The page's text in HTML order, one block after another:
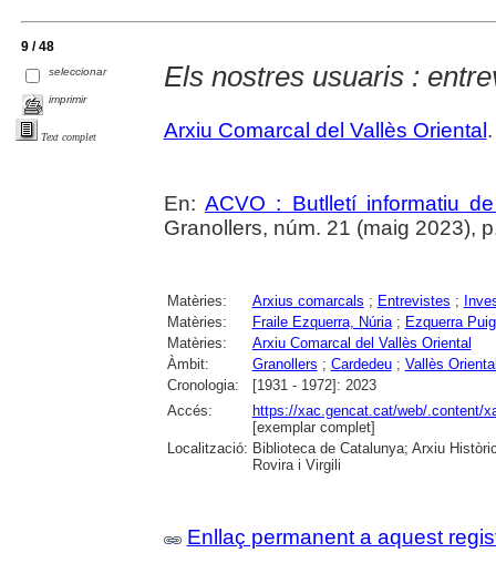
9 / 48
seleccionar
imprimir
Text complet
Els nostres usuaris :
Arxiu Comarcal del Vallès Oriental .
En: ACVO : Butlletí informatiu
Granollers, núm. 21 (maig 2023),
Matèries: Arxius comarcals ; Entrevistes ;
Matèries:
Fraile Ezquerra, Núria; Ezquerra
Matèries:
Arxiu Comarcal del Vallès Oriental
Àmbit:
Granollers ; Cardedeu; Vallès
Cronologia:
[1931 - 1972]: 2023
Accés:
https://xac.gencat.cat/web/.content/
[exemplar complet]
Localització: Biblioteca de Catalunya; Arxiu
Rovira i Virgili
Enllaç permanent a aquest